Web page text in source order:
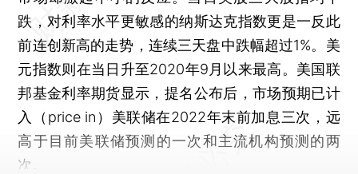
跌，对利率水平更敏感的纳斯达克指数更是一反此
前连创新高的走势，连续三天盘中跌幅超过1%。美
元指数则在当日升至2020年9月以来最高。美国联
邦基金利率期货显示，提名公布后，市场预期已计
入（price in）美联储在2022年末前加息三次，远
高于目前美联储预测的一次和主流机构预测的两
次。